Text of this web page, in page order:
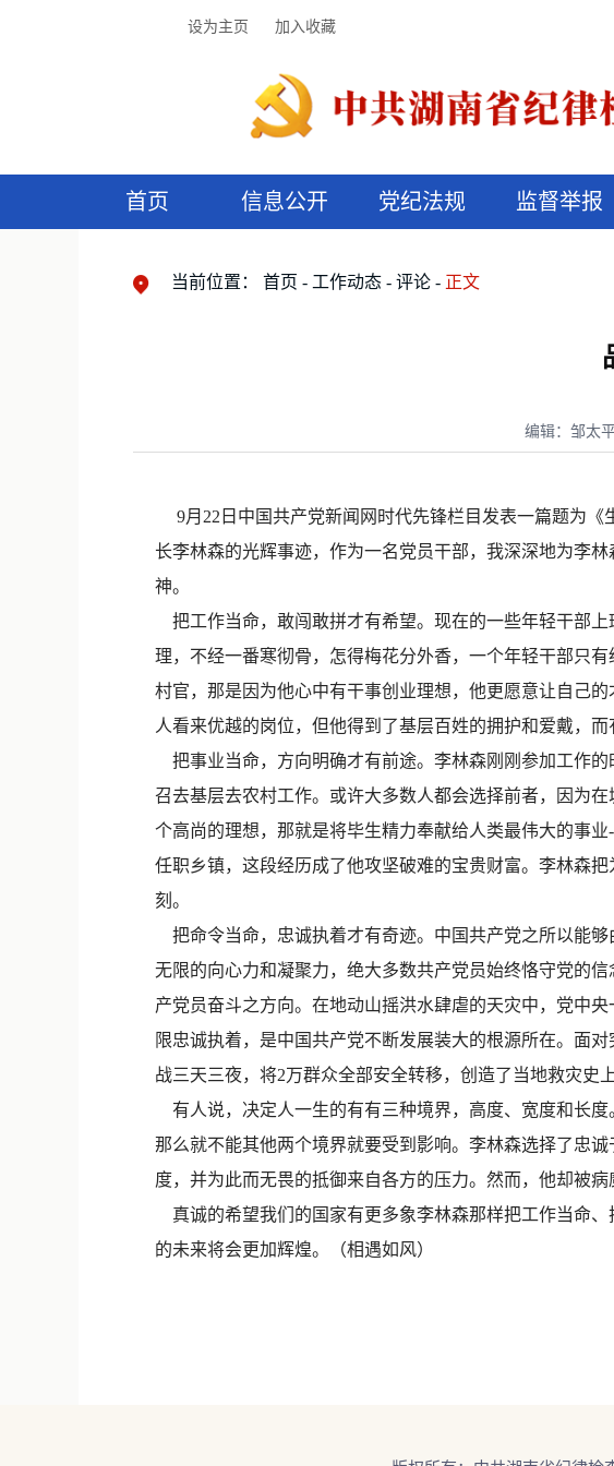
设为主页 加入收藏
首页 信息公开 党纪法规 监督举报
当前位置： 首页 工作动态 评论 正文
编辑：邹太
9月22日中国共产党新闻网时代先锋栏目发表一篇题为
长李林森的光辉事迹，作为一名党员干部，我深深地为李
神。
把工作当命，敢闯敢拼才有希望。现在的一些年轻干部
理，不经一番寒彻骨，怎得梅花分外香，一个年轻干部只
村官，那是因为他心中有干事创业理想，他更愿意让自己
人看来优越的岗位，但他得到了基层百姓的拥护和爱戴，
把事业当命，方向明确才有前途。李林森刚刚参加工作
召去基层去农村工作。或许大多数人都会选择前者，因为
个高尚的理想，那就是将毕生精力奉献给人类最伟大的事
任职乡镇，这段经历成了他攻坚破难的宝贵财富。李林森
刻。
把命令当命，忠诚执着才有奇迹。中国共产党之所以能
无限的向心力和凝聚力，绝大多数共产党员始终恪守党的
产党员奋斗之方向。在地动山摇洪水肆虐的天灾中，党中
限忠诚执着，是中国共产党不断发展装大的根源所在。面
战三天三夜，将2万群众全部安全转移，创造了当地救灾史上
有人说，决定人一生的有有三种境界，高度、宽度和长
那么就不能其他两个境界就要受到影响。李林森选择了忠
度，并为此而无畏的抵御来自各方的压力。然而，他却被病
真诚的希望我们的国家有更多象李林森那样把工作当命
的未来将会更加辉煌。（相遇如风）